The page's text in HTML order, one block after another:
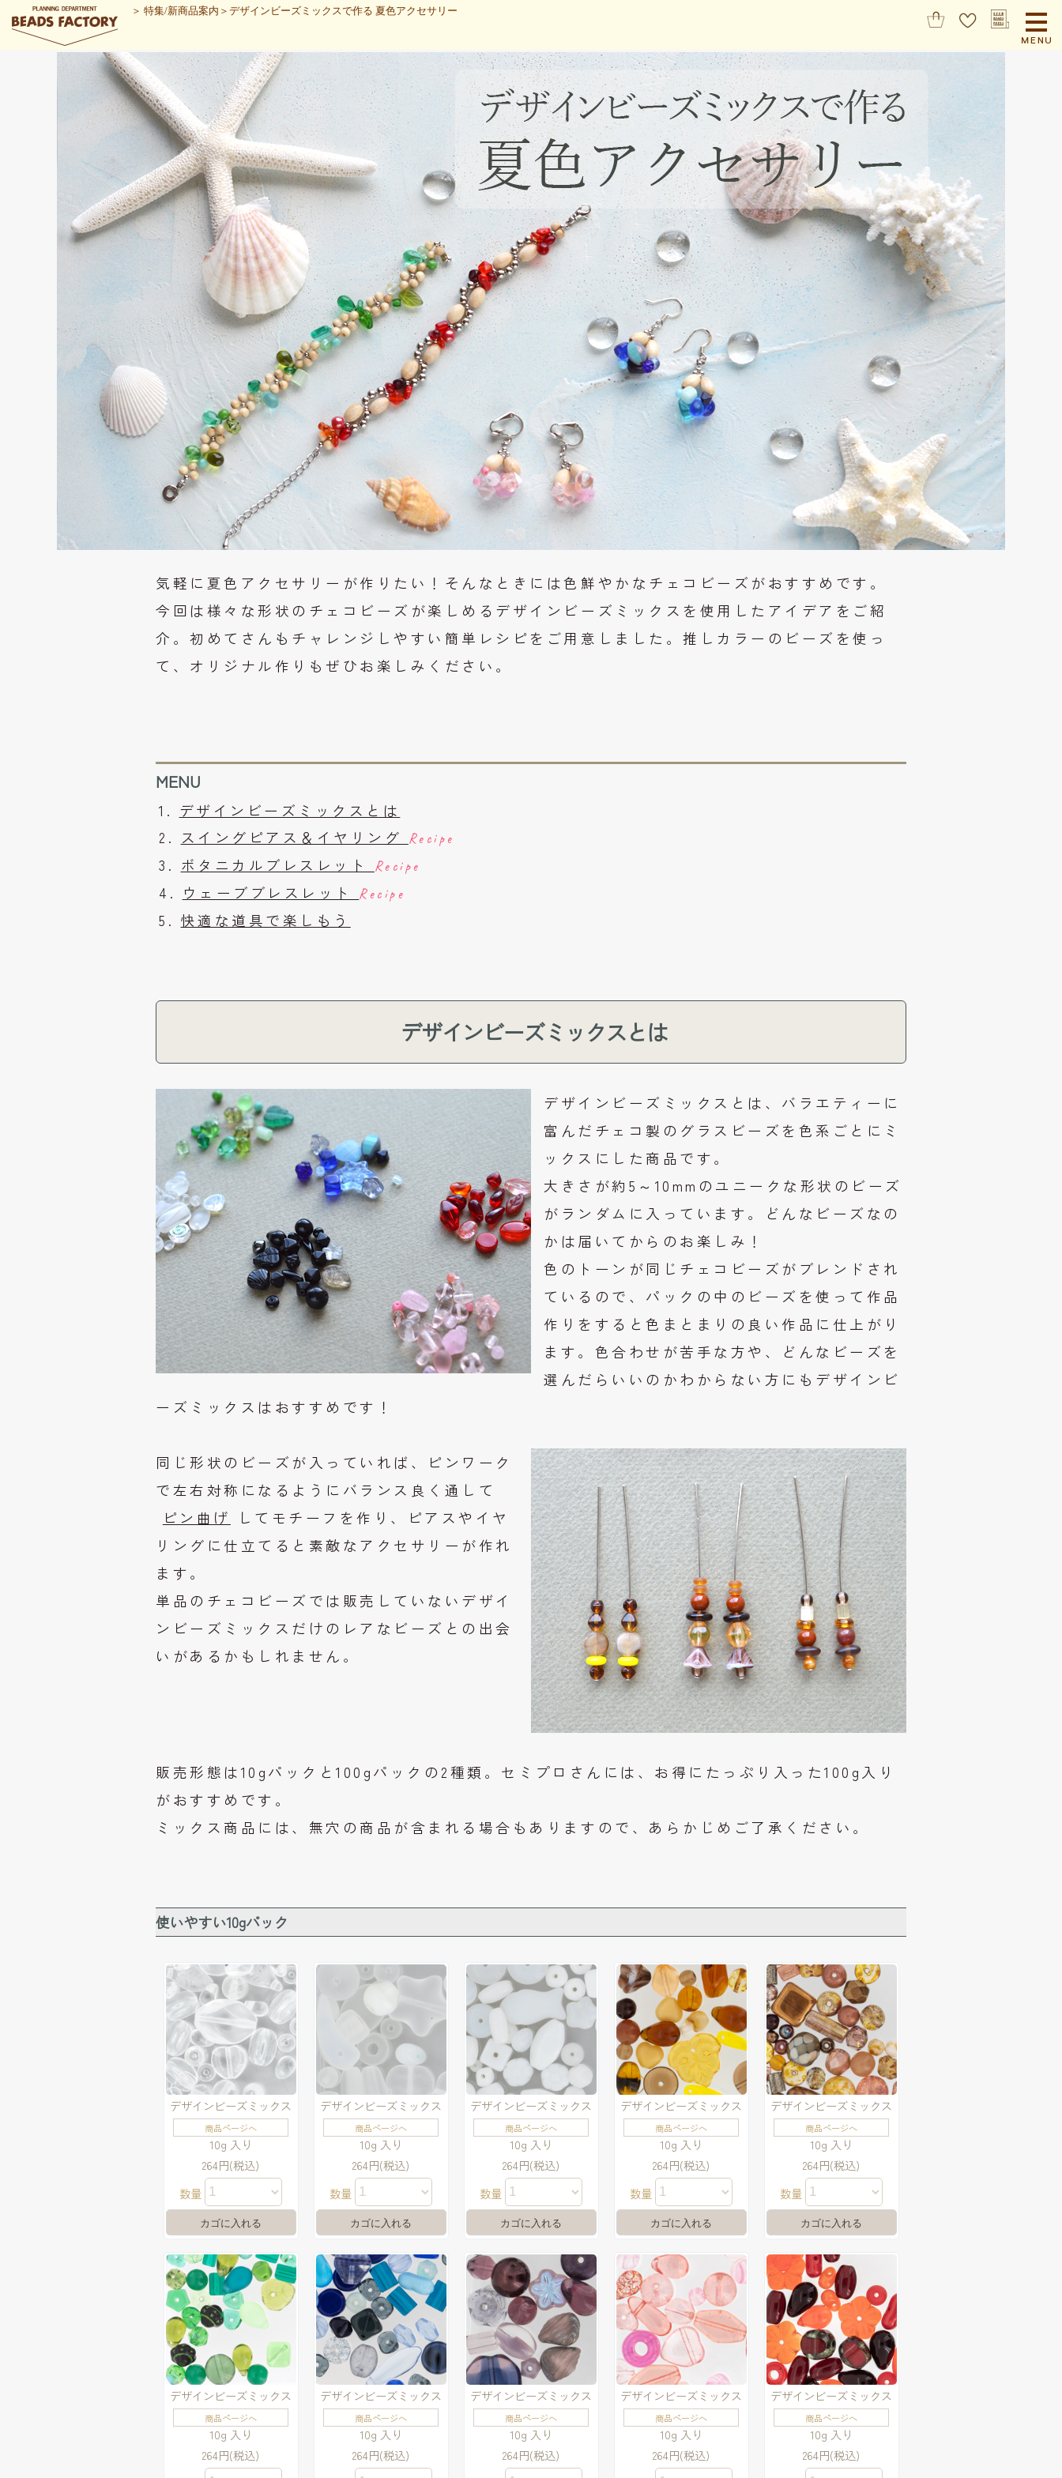
＞ 特集/新商品案内 ＞ デザインビーズミックスで作る 夏色アクセサリー
気軽に夏色アクセサリーが作りたい！そんなときには色鮮やかなチェコビーズがおすすめです。
今回は様々な形状のチェコビーズが楽しめるデザインビーズミックスを使用したアイデアをご紹
介。初めてさんもチャレンジしやすい簡単レシピをご用意しました。推しカラーのビーズを使っ
て、オリジナル作りもぜひお楽しみください。
MENU
デザインビーズミックスとは
スイングピアス＆イヤリング Recipe
ボタニカルブレスレット Recipe
ウェーブブレスレット Recipe
快適な道具で楽しもう
デザインビーズミックスとは
デザインビーズミックスとは、バラエティーに
富んだチェコ製のグラスビーズを色系ごとにミ
ックスにした商品です。
大きさが約5～10mmのユニークな形状のビーズ
がランダムに入っています。どんなビーズなの
かは届いてからのお楽しみ！
色のトーンが同じチェコビーズがブレンドされ
ているので、パックの中のビーズを使って作品
作りをすると色まとまりの良い作品に仕上がり
ます。色合わせが苦手な方や、どんなビーズを
選んだらいいのかわからない方にもデザインビ
ーズミックスはおすすめです！
同じ形状のビーズが入っていれば、ピンワーク
で左右対称になるようにバランス良く通して
ピン曲げ
してモチーフを作り、ピアスやイヤ
リングに仕立てると素敵なアクセサリーが作れ
ます。
単品のチェコビーズでは販売していないデザイ
ンビーズミックスだけのレアなビーズとの出会
いがあるかもしれません。
販売形態は10gパックと100gパックの2種類。セミプロさんには、お得にたっぷり入った100g入り
がおすすめです。
ミックス商品には、無穴の商品が含まれる場合もありますので、あらかじめご了承ください。
使いやすい10gパック
デザインビーズミックス
商品ページへ
10g 入り
264円(税込)
数量
デザインビーズミックス
商品ページへ
10g 入り
264円(税込)
数量
デザインビーズミックス
商品ページへ
10g 入り
264円(税込)
数量
デザインビーズミックス
商品ページへ
10g 入り
264円(税込)
数量
デザインビーズミックス
商品ページへ
10g 入り
264円(税込)
数量
デザインビーズミックス
商品ページへ
10g 入り
264円(税込)
デザインビーズミックス
商品ページへ
10g 入り
264円(税込)
デザインビーズミックス
商品ページへ
10g 入り
264円(税込)
デザインビーズミックス
商品ページへ
10g 入り
264円(税込)
デザインビーズミックス
商品ページへ
10g 入り
264円(税込)